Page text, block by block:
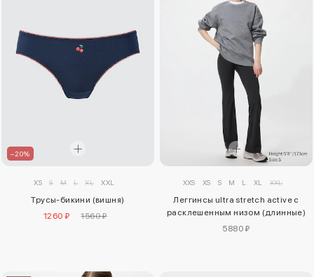
–20%
XS S M L XL XXL
Трусы-бикини (вишня)
1260 ₽
1560 ₽
XXS XS S M L XL XXL
Леггинсы ultra stretch active с
расклешенным низом (длинные)
5880 ₽